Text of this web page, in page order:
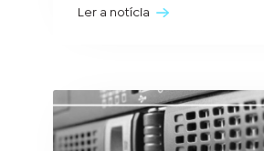
Ler a notícia